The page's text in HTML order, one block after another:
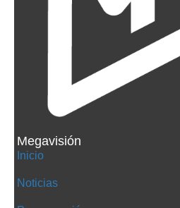
Megavisión
Inicio
Noticias